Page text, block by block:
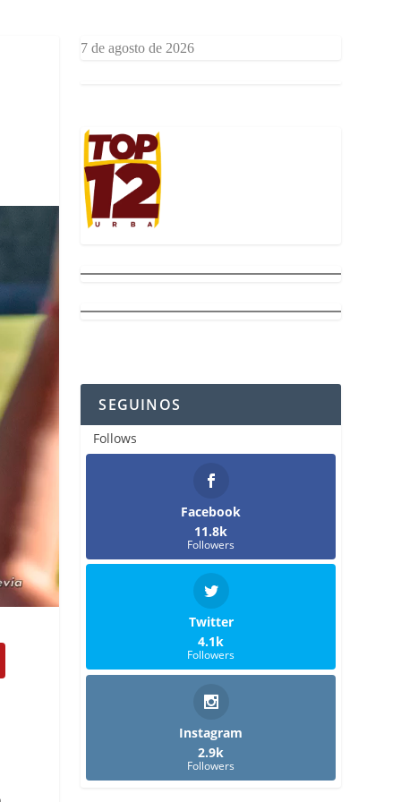
7 de agosto de 2026
SEGUINOS
Follows
Facebook
11.8k
Followers
Twitter
4.1k
Followers
Instagram
2.9k
Followers